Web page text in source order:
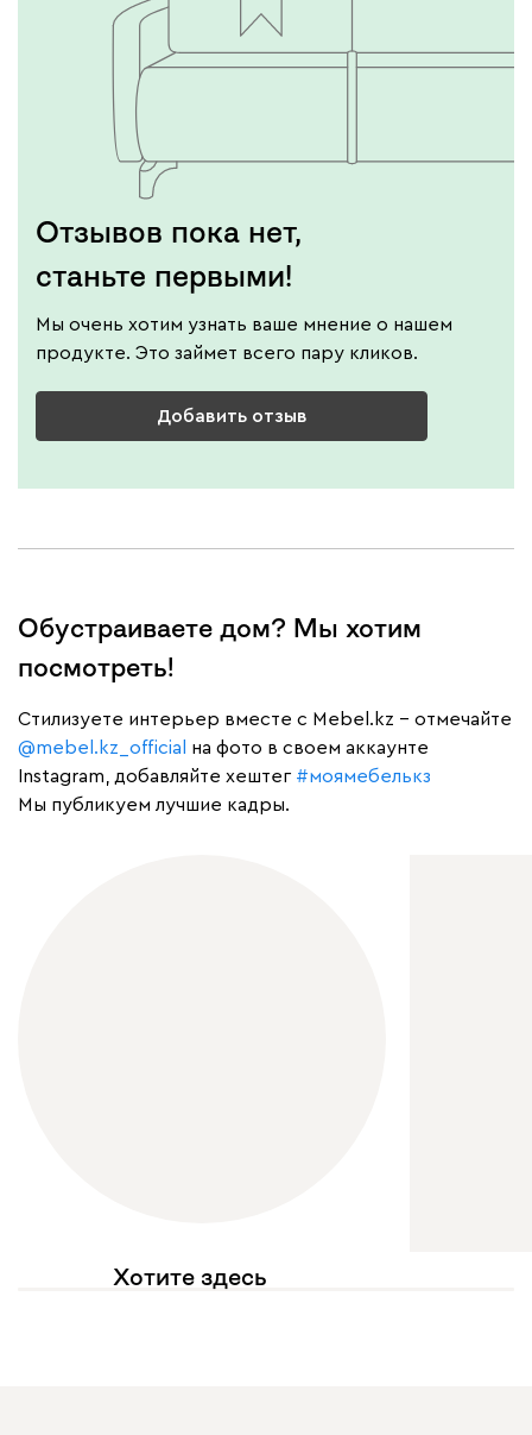
Отзывов пока нет,
станьте первыми!
Мы очень хотим узнать ваше мнение о нашем
продукте. Это займет всего пару кликов.
Добавить отзыв
Обустраиваете дом? Мы хотим
посмотреть!
Cтилизуете интерьер вместе с Mebel.kz – отмечайте
@mebel.kz_official
на фото в своем аккаунте
Instagram, добавляйте хештег #моямебелькз
Мы публикуем лучшие кадры.
Хотите здесь